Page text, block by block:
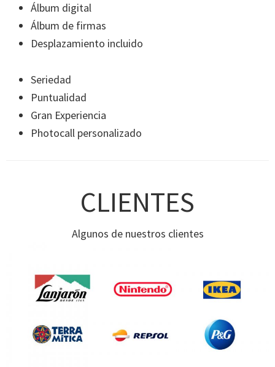
Álbum digital
Álbum de firmas
Desplazamiento incluido
Seriedad
Puntualidad
Gran Experiencia
Photocall personalizado
CLIENTES
Algunos de nuestros clientes